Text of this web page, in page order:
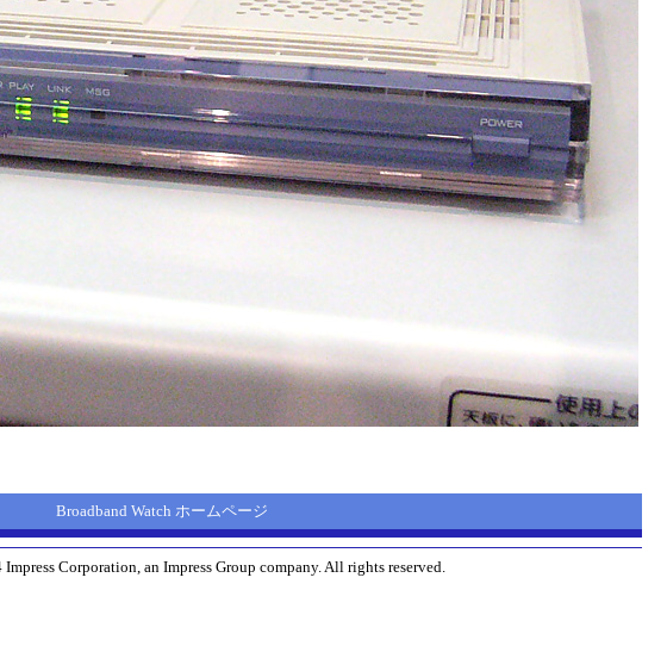
Broadband Watch ホームページ
Corporation, an Impress Group company. All rights reserved.